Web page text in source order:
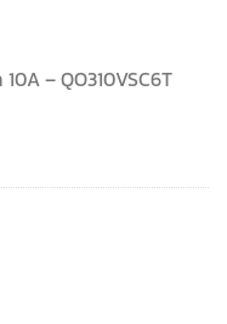
10A –QO310VSC6T